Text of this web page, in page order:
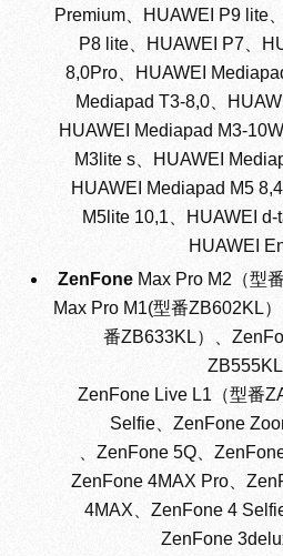
Premium、HUAWEI P9 lite
P8 lite、HUAWEI P7、
8,0Pro、HUAWEI
Mediapad T3-8,0、
HUAWEI Mediapad M3-
M3lite s、HUAWEI
HUAWEI Mediapad M5
M5lite 10,1、HUAWEI d-
HUAWEI
ZenFone Max Pro M2（型
Max Pro M1(型番ZB602KL
番ZB633KL）、
ZB555KL
ZenFone Live L1（型番
Selfie、ZenFone
、ZenFone 5Q、
ZenFone 4MAX Pro、
4MAX、ZenFone 4
ZenFone